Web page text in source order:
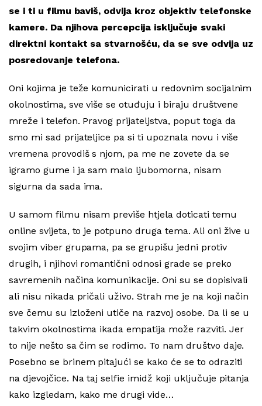
se i ti u filmu baviš, odvija kroz objektiv telefonske
kamere. Da njihova percepcija isključuje svaki
direktni kontakt sa stvarnošću, da se sve odvija uz
posredovanje telefona.
Oni kojima je teže komunicirati u redovnim socijalnim
okolnostima, sve više se otuđuju i biraju društvene
mreže i telefon. Pravog prijateljstva, poput toga da
smo mi sad prijateljice pa si ti upoznala novu i više
vremena provodiš s njom, pa me ne zovete da se
igramo gume i ja sam malo ljubomorna, nisam
sigurna da sada ima.
U samom filmu nisam previše htjela doticati temu
online svijeta, to je potpuno druga tema. Ali oni žive u
svojim viber grupama, pa se grupišu jedni protiv
drugih, i njihovi romantični odnosi grade se preko
savremenih načina komunikacije. Oni su se dopisivali
ali nisu nikada pričali uživo. Strah me je na koji način
sve čemu su izloženi utiče na razvoj osobe. Da li se u
takvim okolnostima ikada empatija može razviti. Jer
to nije nešto sa čim se rodimo. To nam društvo daje.
Posebno se brinem pitajući se kako će se to odraziti
na djevojčice. Na taj selfie imidž koji uključuje pitanja
kako izgledam, kako me drugi vide…